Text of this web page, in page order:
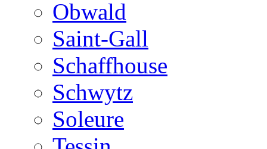
Obwald
Saint-Gall
Schaffhouse
Schwytz
Soleure